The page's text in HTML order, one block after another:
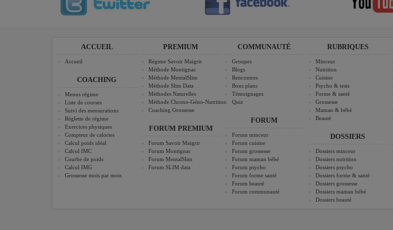
ACCUEIL
Accueil
COACHING
Menus régime
Liste de courses
Suivi des mensurations
Réglette de régime
Exercices physiques
Compteur de calories
Calcul poids idéal
Calcul IMC
Courbe de poids
Calcul IMG
Grossesse mois par mois
PREMIUM
Régime Savoir Maigrir
Méthode Montignac
Méthode MentalSlim
Méthode Slim Data
Méthodes Naturelles
Méthode Chrono-Géno-Nutrition
Coaching Grossesse
FORUM PREMIUM
Forum Savoir Maigrir
Forum Montignac
Forum MentalSlim
Forum SLIM data
COMMUNAUTÉ
Groupes
Blogs
Rencontres
Bons plans
Témoignages
Quiz
FORUM
Forum minceur
Forum cuisine
Forum grossesse
Forum maman bébé
Forum psycho
Forum forme santé
Forum beauté
Forum communauté
RUBRIQUES
Minceur
Nutrition
Cuisine
Psycho & tests
Forme & santé
Grossesse
Maman & bébé
Beauté
DOSSIERS
Dossiers minceur
Dossiers nutrition
Dossiers psycho
Dossiers forme & santé
Dossiers grossesse
Dossiers maman bébé
Dossiers beauté